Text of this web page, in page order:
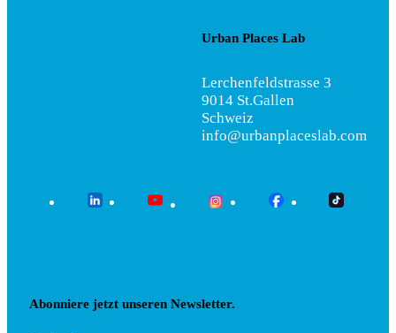
Urban Places Lab
Lerchenfeldstrasse 3
9014 St.Gallen
Schweiz
info@urbanplaceslab.com
Abonniere jetzt unseren Newsletter.